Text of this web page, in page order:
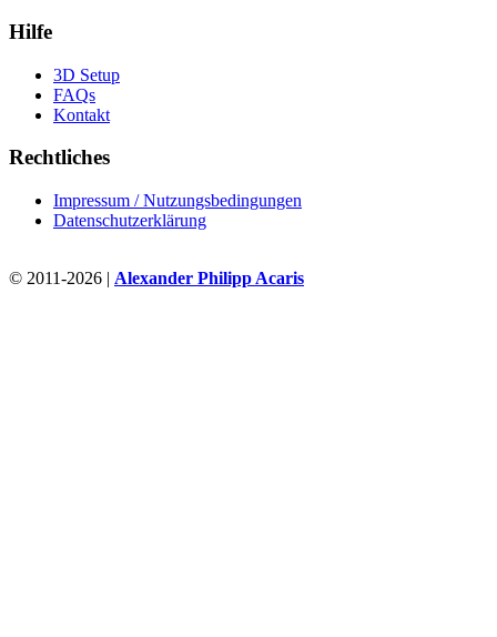
Hilfe
3D Setup
FAQs
Kontakt
Rechtliches
Impressum / Nutzungsbedingungen
Datenschutzerklärung
© 2011-2026 | Alexander Philipp Acaris